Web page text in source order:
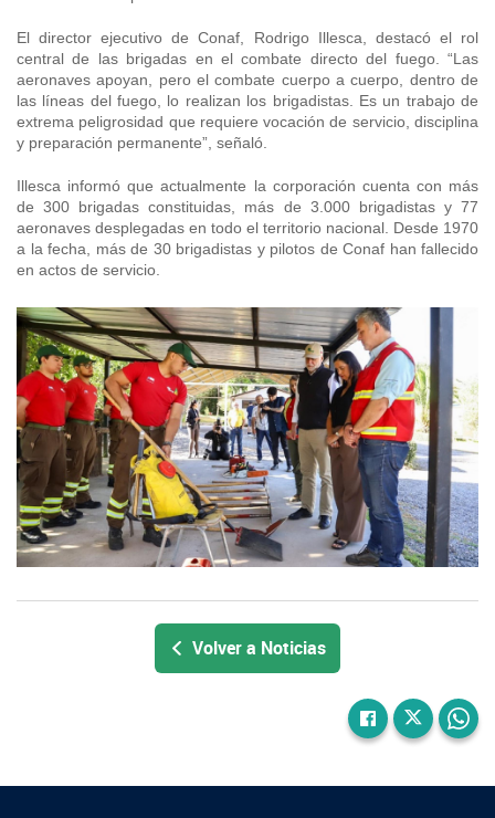
El director ejecutivo de Conaf, Rodrigo Illesca, destacó el rol
central de las brigadas en el combate directo del fuego. “Las
aeronaves apoyan, pero el combate cuerpo a cuerpo, dentro de
las líneas del fuego, lo realizan los brigadistas. Es un trabajo de
extrema peligrosidad que requiere vocación de servicio, disciplina
y preparación permanente”, señaló.
Illesca informó que actualmente la corporación cuenta con más
de 300 brigadas constituidas, más de 3.000 brigadistas y 77
aeronaves desplegadas en todo el territorio nacional. Desde 1970
a la fecha, más de 30 brigadistas y pilotos de Conaf han fallecido
en actos de servicio.
Volver a Noticias